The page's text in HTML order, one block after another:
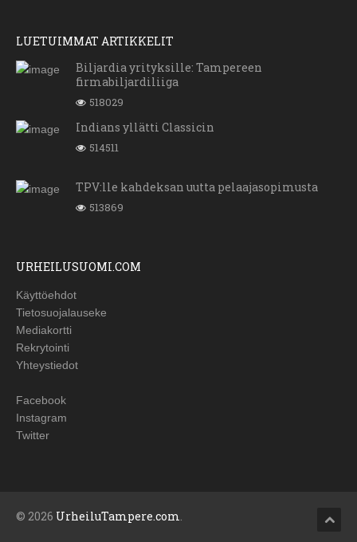
LUETUIMMAT ARTIKKELIT
Biljardia yrityksille: Tampereen
firmabiljardiliiga
518029
Indians yllätti Classicin
514511
TPV:lle kahdeksan uutta pelaajasopimusta
513869
URHEILUSUOMI.COM
Käyttöehdot
Tietosuojalauseke
Mediakortti
Rekrytointi
Yhteystiedot
Facebook
Instagram
Twitter
© 2026 UrheiluTampere.com.